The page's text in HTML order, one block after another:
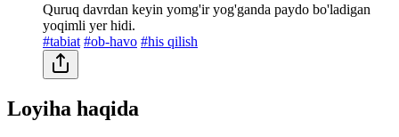
Quruq davrdan keyin yomg'ir yog'ganda paydo bo'ladigan
yoqimli yer hidi.
#tabiat #ob-havo #his qilish
Loyiha haqida